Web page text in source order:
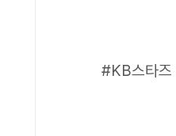
#KB스타즈